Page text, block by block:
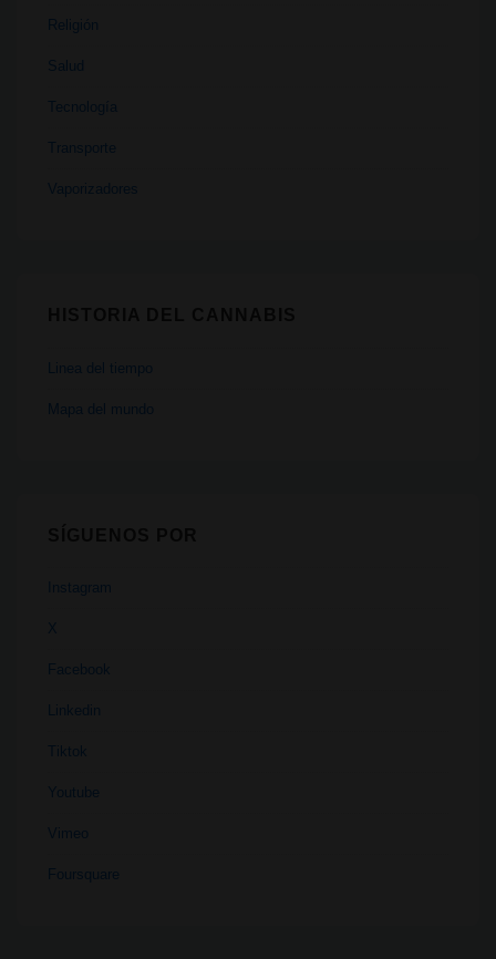
Religión
Salud
Tecnología
Transporte
Vaporizadores
Linea del tiempo
Mapa del mundo
Instagram
X
Facebook
Linkedin
Tiktok
Youtube
Vimeo
Foursquare